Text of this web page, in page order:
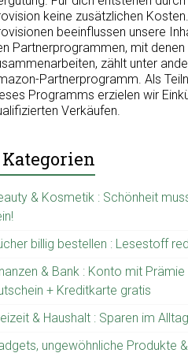
keine zusätzlichen
beeinflussen unsere
Partnerprogrammen, mit denen
zählt unter
Partnerprogramm. Als
Programms erzielen wir
Verkäufen.
Kategorien
& Kosmetik : Schönheit
billig bestellen : Lesestoff
& Bank : Konto mit
+ Kreditkarte gratis
& Haushalt : Sparen im Alltag
ungewöhnliche Produkte